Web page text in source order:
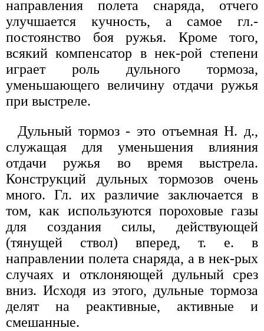
направления полета снаряда, отчего
улучшается кучность, а самое гл.-
постоянство боя ружья. Кроме того,
всякий компенсатор в нек-рой степени
играет роль дульного тормоза,
уменьшающего величину отдачи ружья
при выстреле.
Дульный тормоз - это отъемная Н. д.,
служащая для уменьшения влияния
отдачи ружья во время выстрела.
Конструкций дульных тормозов очень
много. Гл. их различие заключается в
том, как используются пороховые газы
для создания силы, действующей
(тянущей ствол) вперед, т. е. в
направлении полета снаряда, а в нек-рых
случаях и отклоняющей дульный срез
вниз. Исходя из этого, дульные тормоза
делят на реактивные, активные и
смешанные.